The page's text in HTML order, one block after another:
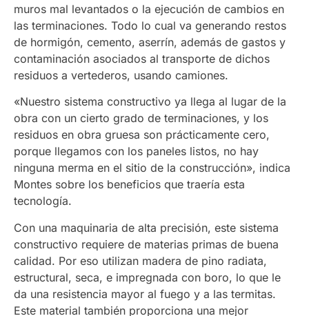
muros mal levantados o la ejecución de cambios en
las terminaciones. Todo lo cual va generando restos
de hormigón, cemento, aserrín, además de gastos y
contaminación asociados al transporte de dichos
residuos a vertederos, usando camiones.
«Nuestro sistema constructivo ya llega al lugar de la
obra con un cierto grado de terminaciones, y los
residuos en obra gruesa son prácticamente cero,
porque llegamos con los paneles listos, no hay
ninguna merma en el sitio de la construcción», indica
Montes sobre los beneficios que traería esta
tecnología.
Con una maquinaria de alta precisión, este sistema
constructivo requiere de materias primas de buena
calidad. Por eso utilizan madera de pino radiata,
estructural, seca, e impregnada con boro, lo que le
da una resistencia mayor al fuego y a las termitas.
Este material también proporciona una mejor